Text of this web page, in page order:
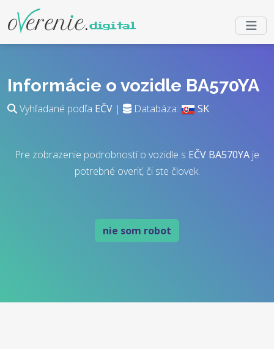
Informácie o vozidle BA570YA
Vyhľadané podľa EČV | Databáza: SK
Pre zobrazenie podrobností o vozidle s EČV BA570YA je
potrebné overiť, či ste človek.
nie som robot